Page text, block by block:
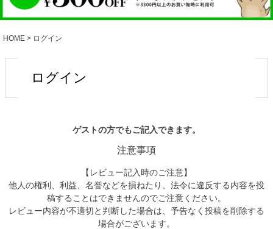
HOME ログイン
ログイン
ゲストの方でもご記入できます。
注意事項
【レビュー記入時のご注意】
他人の権利、利益、名誉などを損ねたり、法令に違反する内容を投
稿することはできませんのでご注意ください。
レビュー内容が不適切と判断した場合は、予告なく投稿を削除する
場合がございます。